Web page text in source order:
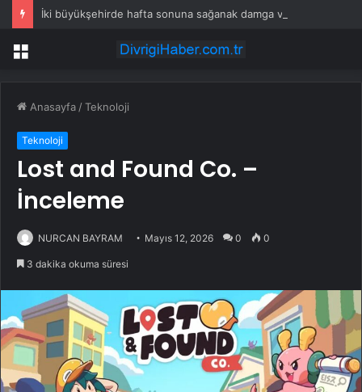
Menü
Anasayfa /Teknoloji
Teknoloji
Lost and Found Co. –
İnceleme
NURCAN BAYRAM Mayıs 12, 2026 0 0
3 dakika okuma süresi